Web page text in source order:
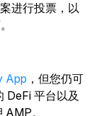
进行投票，以
App ，但您仍可
DeFi 平台以及
。